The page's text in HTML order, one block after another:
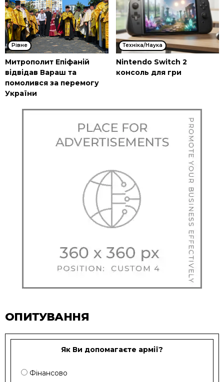
Рівне
Митрополит Епіфаній
відвідав Вараш та
помолився за перемогу
України
Техніка/Наука
Nintendo Switch 2
консоль для гри
ОПИТУВАННЯ
Як Ви допомагаєте армії?
Фінансово